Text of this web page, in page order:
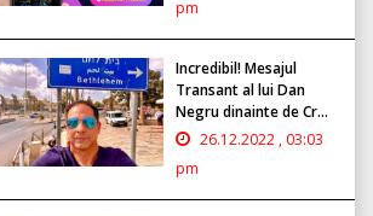
pm
Incredibil! Mesajul
Transant al lui Dan
Negru dinainte de Cr...
26.12.2022 , 03:03
pm